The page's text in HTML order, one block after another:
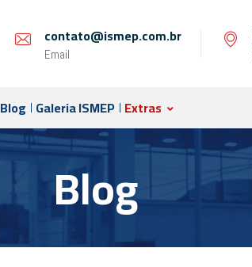
contato@ismep.com.br
Email
Blog Galeria ISMEP Extras
Blog